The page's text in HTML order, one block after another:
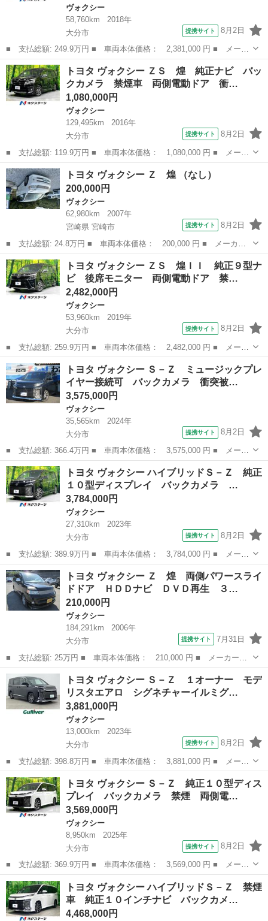
ヴォクシー
58,760km
2018年
大分市
提携サイト 8月2日
■ 支払総額: 249.9万円 ■ 車両本体価格： 2,381,000 円 ■ メーカ
ー名： トヨタ ■ 車種名： ヴォクシー ■ グレード名： ＺＳ
煌 ＢＩＧ－Ｘ１１型ナビ 後席モニター 両側電動ドア 衝突軽減
装置 ク...
大分 大分市 ヴォクシー
トヨタ ヴォクシー ＺＳ 煌 純正ナビ バッ
クカメラ 禁煙車 両側電動ドア 衝…
1,080,000円
ヴォクシー
129,495km
2016年
大分市
提携サイト 8月2日
■ 支払総額: 119.9万円 ■ 車両本体価格： 1,080,000 円 ■ メーカ
ー名： トヨタ ■ 車種名： ヴォクシー ■ グレード名： ＺＳ
煌 純正ナビ バックカメラ 禁煙車 両側電動ドア 衝突軽減装
置 車線逸...
大分 大分市 ヴォクシー
トヨタ ヴォクシー Ｚ 煌 （なし）
200,000円
ヴォクシー
62,980km
2007年
宮崎県 宮崎市
提携サイト 8月2日
■ 支払総額: 24.8万円 ■ 車両本体価格： 200,000 円 ■ メーカー
名： トヨタ ■ 車種名： ヴォクシー ■ グレード名： Ｚ 煌
■ 排気量： 2000cc ■ ドア枚数： 5D ■ ミッション： CVT...
宮崎 宮崎市 ヴォクシー
トヨタ ヴォクシー ＺＳ 煌ＩＩ 純正９型ナ
ビ 後席モニター 両側電動ドア 禁…
2,482,000円
ヴォクシー
53,960km
2019年
大分市
提携サイト 8月2日
■ 支払総額: 259.9万円 ■ 車両本体価格： 2,482,000 円 ■ メーカ
ー名： トヨタ ■ 車種名： ヴォクシー ■ グレード名： ＺＳ
煌ＩＩ 純正９型ナビ 後席モニター 両側電動ドア 禁煙車 衝突
軽減装置...
大分 大分市 ヴォクシー
トヨタ ヴォクシー Ｓ－Ｚ ミュージックプレ
イヤー接続可 バックカメラ 衝突被…
3,575,000円
ヴォクシー
35,565km
2024年
大分市
提携サイト 8月2日
■ 支払総額: 366.4万円 ■ 車両本体価格： 3,575,000 円 ■ メーカ
ー名： トヨタ ■ 車種名： ヴォクシー ■ グレード名： Ｓ－
Ｚ ミュージックプレイヤー接続可 バックカメラ 衝突被害軽減シ
ステム Ｅ...
大分 大分市 ヴォクシー
トヨタ ヴォクシー ハイブリッドＳ－Ｚ 純正
１０型ディスプレイ バックカメラ …
3,784,000円
ヴォクシー
27,310km
2023年
大分市
提携サイト 8月2日
■ 支払総額: 389.9万円 ■ 車両本体価格： 3,784,000 円 ■ メーカ
ー名： トヨタ ■ 車種名： ヴォクシー ■ グレード名： ハイブ
リッドＳ－Ｚ 純正１０型ディスプレイ バックカメラ 禁煙車 両
側電動ド...
大分 大分市 ヴォクシー
トヨタ ヴォクシー Ｚ 煌 両側パワースライ
ドドア ＨＤＤナビ ＤＶＤ再生 ３…
210,000円
ヴォクシー
184,291km
2006年
大分市
提携サイト 7月31日
■ 支払総額: 25万円 ■ 車両本体価格： 210,000 円 ■ メーカー
名： トヨタ ■ 車種名： ヴォクシー ■ グレード名： Ｚ 煌
両側パワースライドドア ＨＤＤナビ ＤＶＤ再生 ３列シート ダ
ブルエアコン Ａ...
大分 大分市 ヴォクシー
トヨタ ヴォクシー Ｓ－Ｚ １オーナー モデ
リスタエアロ シグネチャーイルミグ…
3,881,000円
ヴォクシー
13,000km
2023年
大分市
提携サイト 8月2日
■ 支払総額: 398.8万円 ■ 車両本体価格： 3,881,000 円 ■ メーカ
ー名： トヨタ ■ 車種名： ヴォクシー ■ グレード名： Ｓ－
Ｚ １オーナー モデリスタエアロ シグネチャーイルミグリル 衝
突軽減 Ａ...
大分 大分市 ヴォクシー
トヨタ ヴォクシー Ｓ－Ｚ 純正１０型ディス
プレイ バックカメラ 禁煙 両側電…
3,569,000円
ヴォクシー
8,950km
2025年
大分市
提携サイト 8月2日
■ 支払総額: 369.9万円 ■ 車両本体価格： 3,569,000 円 ■ メーカ
ー名： トヨタ ■ 車種名： ヴォクシー ■ グレード名： Ｓ－
Ｚ 純正１０型ディスプレイ バックカメラ 禁煙 両側電動ドア
セーフティ...
大分 大分市 ヴォクシー
トヨタ ヴォクシー ハイブリッドＳ－Ｚ 禁煙
車 純正１０インチナビ バックカメ…
4,468,000円